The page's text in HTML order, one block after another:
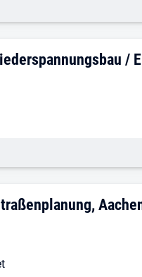
(m/w/d) /
(w/m/d)